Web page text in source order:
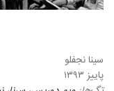
سینا نجفلو
پاییز ۱۳۹۳